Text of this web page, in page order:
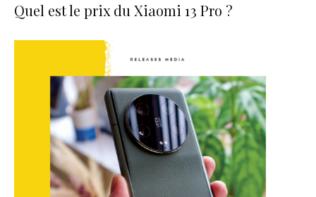
Quel est le prix du Xiaomi 13 Pro ?